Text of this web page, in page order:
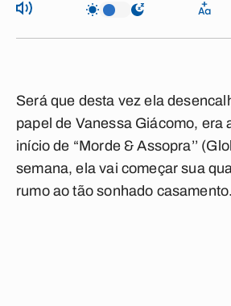
Será que desta vez ela
papel de Vanessa Giácomo, era
início de “Morde & Assopra’’
semana, ela vai começar sua
rumo ao tão sonhado casamento.